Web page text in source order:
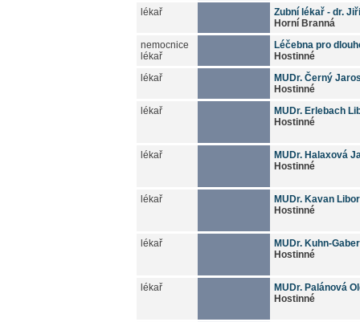
lékař
Zubní lékař - dr.
Horní Branná
nemocnice
lékař
Léčebna pro
Hostinné
lékař
MUDr. Černý
Hostinné
lékař
MUDr. Erlebach
Hostinné
lékař
MUDr. Halaxová
Hostinné
lékař
MUDr. Kavan Libor
Hostinné
lékař
MUDr. Kuhn-
Hostinné
lékař
MUDr. Palánová
Hostinné